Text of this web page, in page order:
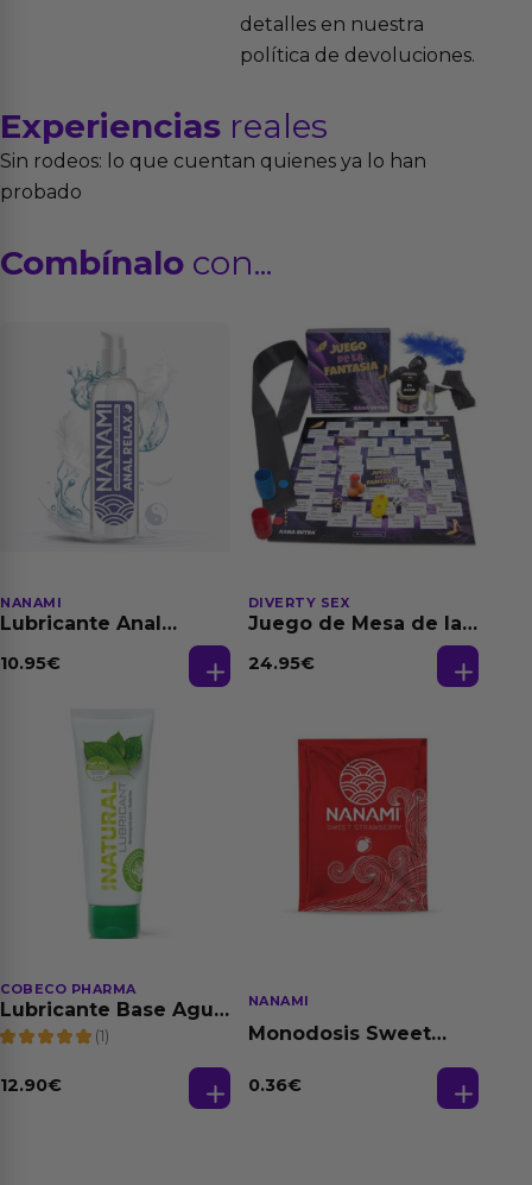
detalles en nuestra
política de devoluciones.
Experiencias reales
Sin rodeos: lo que cuentan quienes ya lo han
probado
Combínalo con...
NANAMI
Lubricante Anal
Dilatación Base Agua
10.95€
DIVERTY SEX
Juego de Mesa de las
24.95€
COBECO PHARMA
Lubricante Base Agua
100% Natural 125 ml
(1)
12.90€
NANAMI
Monodosis Sweet
0.36€